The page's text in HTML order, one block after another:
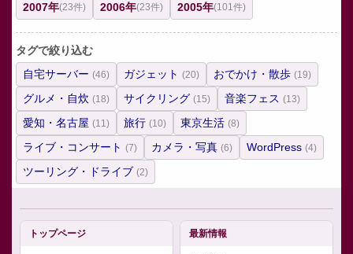
2007年(23件) 2006年(23件) 2005年(101件)
タグで絞り込む
自宅サーバー (46) ガジェット (20) おでかけ・散歩 (19)
グルメ・自炊 (18) サイクリング (15) 音楽フェス (13)
愛知・名古屋 (11) 旅行 (10) 東京生活 (8)
ライブ・コンサート (7) カメラ・写真 (6) WordPress (4)
ツーリング・ドライブ (2)
トップページ 最新情報